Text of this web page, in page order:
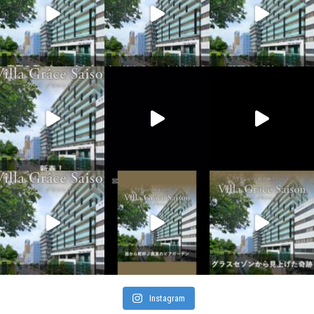
Instagram